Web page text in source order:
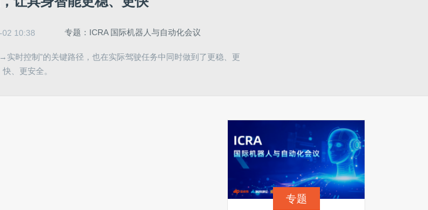
02 10:38 专题：ICRA 国际机器人与自动化会议
时控制”的关键路径，也在实际驾驶任务中同时做到了更稳、更
快、更安全。
专题